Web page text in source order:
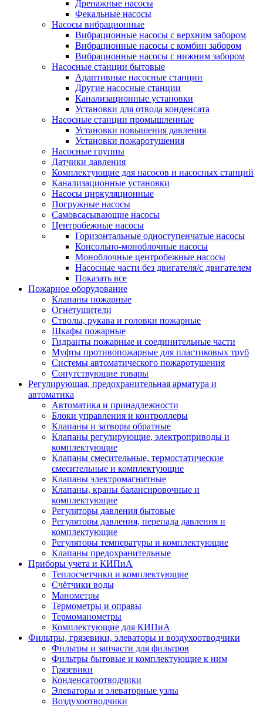
Дренажные насосы
Фекальные насосы
Насосы вибрационные
Вибрационные насосы с верхним забором
Вибрационные насосы с комбин забором
Вибрационные насосы с нижним забором
Насосные станции бытовые
Адаптивные насосные станции
Другие насосные станции
Канализационные установки
Установки для отвода конденсата
Насосные станции промышленные
Установки повышения давления
Установки пожаротушения
Насосные группы
Датчики давления
Комплектующие для насосов и насосных станций
Канализационные установки
Насосы циркуляционные
Погружные насосы
Самовсасывающие насосы
Центробежные насосы
Горизонтальные одноступенчатые насосы
Консольно-моноблочные насосы
Моноблочные центробежные насосы
Насосные части без двигателя/с двигателем
Показать все
Пожарное оборудование
Клапаны пожарные
Огнетушители
Стволы, рукава и головки пожарные
Шкафы пожарные
Гидранты пожарные и соединительные части
Муфты противопожарные для пластиковых труб
Системы автоматического пожаротушения
Сопутствующие товары
Регулирующая, предохранительная арматура и
автоматика
Автоматика и принадлежности
Блоки управления и контроллеры
Клапаны и затворы обратные
Клапаны регулирующие, электроприводы и
комплектующие
Клапаны смесительные, термостатические
смесительные и комплектующие
Клапаны электромагнитные
Клапаны, краны балансировочные и
комплектующие
Регуляторы давления бытовые
Регуляторы давления, перепада давления и
комплектующие
Регуляторы температуры и комплектующие
Клапаны предохранительные
Приборы учета и КИПиА
Теплосчетчики и комплектующие
Счётчики воды
Манометры
Термометры и оправы
Термоманометры
Комплектующие для КИПиА
Фильтры, грязевики, элеваторы и воздухоотводчики
Фильтры и запчасти для фильтров
Фильтры бытовые и комплектующие к ним
Грязевики
Конденсатоотводчики
Элеваторы и элеваторные узлы
Воздухоотводчики